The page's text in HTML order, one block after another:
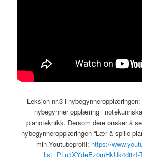
Leksjon nr.3 i nybegynneropplæringen:
nybegynner opplæring i
pianoteknikk. Dersom dere ønsker å
nybegynneropplæringen “Lær å spille
min Youtubeprofil: https://
list=PLu1XYdeEz0mHkUk4d8zI-